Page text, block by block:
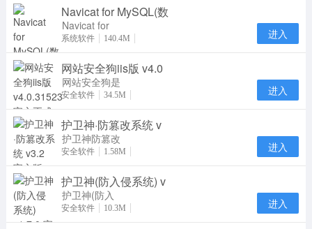
Navicat for MySQL(数
Navicat for
MySQL15是
MySQL数据
库研发推
系统软件 140.4M 进入
网站安全狗iis版 v4.0
网站安全狗是
一款集网站内
网站资源保护
及
安全软件 34.5M 进入
护卫神·防篡改系统 v
护卫神防篡改
系统是一款专
篡改的软件，
采用
安全软件 1.58M 进入
护卫神(防入侵系统) v
护卫神(防入
侵系统)官方
安全软件 10.3M 进入